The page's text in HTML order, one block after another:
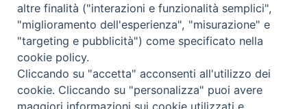
CONTATTI:
LUCERA: Piazza Duomo, 13 - 71036 Lucera (FG) − tel.
0881/520882 - e-mail: info@diocesiluceratroia.it
Segreteria del
Vescovo: tel/fax 0881/522244 - e-mail:
vescovo@diocesiluceratroia.it
altre finalità ("interazioni e funzionalità semplici",
"miglioramento dell'esperienza", "misurazione" e
"targeting e pubblicità") come specificato nella
cookie policy.
Cliccando su "accetta" acconsenti all'utilizzo dei
cookie. Cliccando su "personalizza" puoi avere